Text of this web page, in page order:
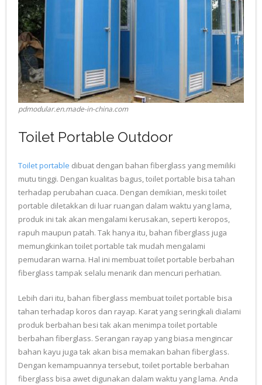
pdmodular.en.made-in-china.com
Toilet Portable Outdoor
Toilet portable dibuat dengan bahan fiberglass yang memiliki
mutu tinggi. Dengan kualitas bagus, toilet portable bisa tahan
terhadap perubahan cuaca. Dengan demikian, meski toilet
portable diletakkan di luar ruangan dalam waktu yang lama,
produk ini tak akan mengalami kerusakan, seperti keropos,
rapuh maupun patah. Tak hanya itu, bahan fiberglass juga
memungkinkan toilet portable tak mudah mengalami
pemudaran warna. Hal ini membuat toilet portable berbahan
fiberglass tampak selalu menarik dan mencuri perhatian.
Lebih dari itu, bahan fiberglass membuat toilet portable bisa
tahan terhadap koros dan rayap. Karat yang seringkali dialami
produk berbahan besi tak akan menimpa toilet portable
berbahan fiberglass. Serangan rayap yang biasa mengincar
bahan kayu juga tak akan bisa memakan bahan fiberglass.
Dengan kemampuannya tersebut, toilet portable berbahan
fiberglass bisa awet digunakan dalam waktu yang lama. Anda